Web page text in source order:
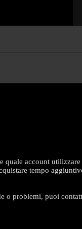
account utilizzare
tempo
o problemi, puoi